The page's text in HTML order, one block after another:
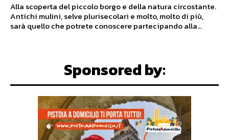
Alla scoperta del piccolo borgo e della natura circostante.
Antichi mulini, selve plurisecolari e molto, molto di più,
sarà quello che potrete conoscere partecipando alla...
Sponsored by: